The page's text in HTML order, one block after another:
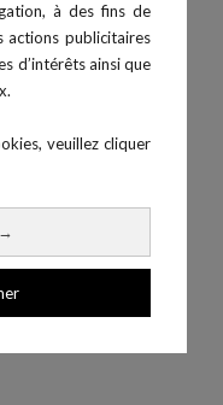
à des fins de
actions publicitaires
d’intérêts ainsi que
veuillez cliquer
→